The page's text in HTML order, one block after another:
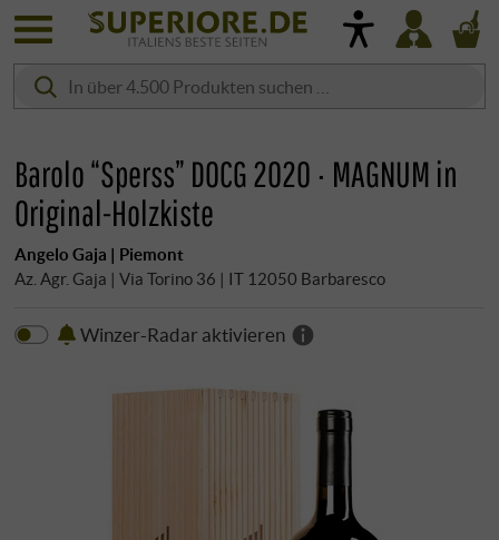
Barolo “Sperss” DOCG 2020 · MAGNUM in
Original-Holzkiste
Angelo Gaja | Piemont
Az. Agr. Gaja | Via Torino 36 | IT 12050 Barbaresco
Winzer-Radar aktivieren